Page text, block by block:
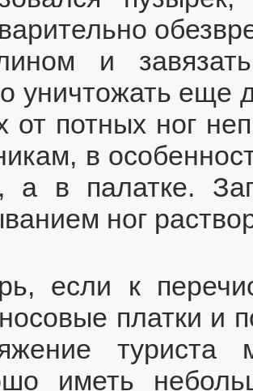
и
уничтожать еще
от потных ног
в
а в палатке.
ног
если к
платки и
туриста
иметь